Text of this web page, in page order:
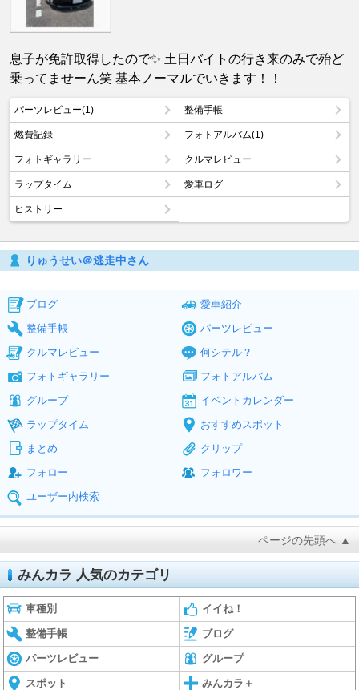
息子が免許取得したので✨ 土日バイトの行き来のみで殆ど
乗ってませーん笑 基本ノーマルでいきます！！
パーツレビュー(1) 整備手帳
燃費記録 フォトアルバム(1)
フォトギャラリー クルマレビュー
ラップタイム 愛車ログ
ヒストリー
りゅうせい＠逃走中さん
ブログ
愛車紹介
整備手帳
パーツレビュー
クルマレビュー
何シテル？
フォトギャラリー
フォトアルバム
グループ
イベントカレンダー
ラップタイム
おすすめスポット
まとめ
クリップ
フォロー
フォロワー
ユーザー内検索
ページの先頭へ ▲
みんカラ 人気のカテゴリ
車種別 イイね！
整備手帳 ブログ
パーツレビュー グループ
スポット みんカラ＋